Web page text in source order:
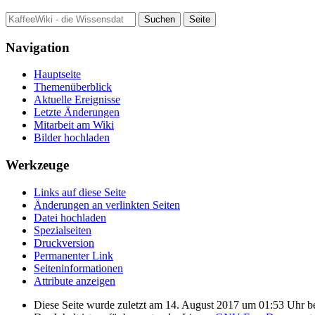
Navigation
Hauptseite
Themenüberblick
Aktuelle Ereignisse
Letzte Änderungen
Mitarbeit am Wiki
Bilder hochladen
Werkzeuge
Links auf diese Seite
Änderungen an verlinkten Seiten
Datei hochladen
Spezialseiten
Druckversion
Permanenter Link
Seiten­informationen
Attribute anzeigen
Diese Seite wurde zuletzt am 14. August 2017 um 01:53 Uhr